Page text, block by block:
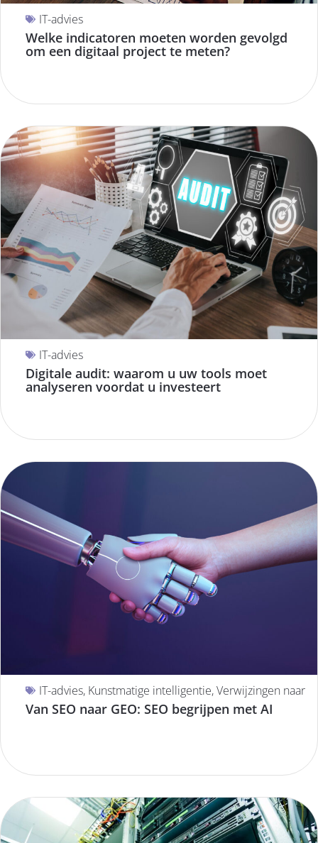
IT-advies
Welke indicatoren moeten worden gevolgd
om een digitaal project te meten?
IT-advies
Digitale audit: waarom u uw tools moet
analyseren voordat u investeert
IT-advies, Kunstmatige intelligentie,Verwijzingen naar
Van SEO naar GEO: SEO begrijpen met AI